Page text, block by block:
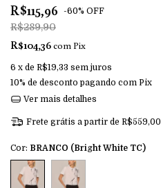
R$115,96 -60% OFF
R$289,90
R$104,36comPix
6 x de R$19,33 sem juros
10% de desconto pagando com Pix
Ver mais detalhes
Frete grátis a partir de R$559,00
Cor: BRANCO (Bright White TC)